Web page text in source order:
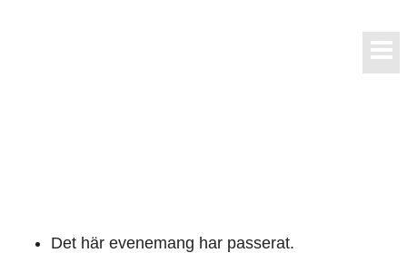
Det här evenemang har passerat.